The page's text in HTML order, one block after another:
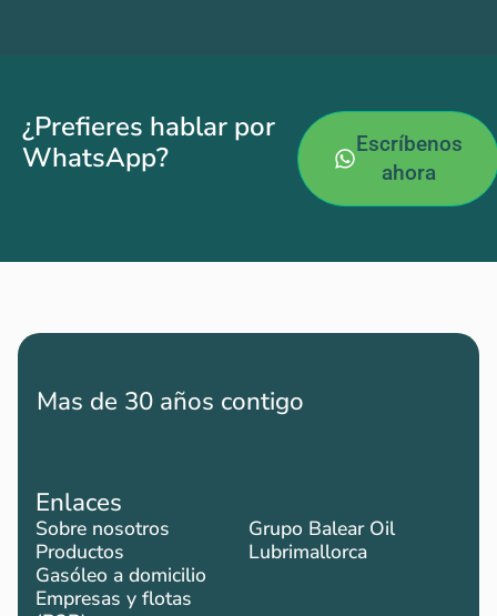
¿Prefieres hablar por
WhatsApp?
Escríbenos
ahora
Mas de 30 años contigo
Enlaces
Sobre nosotros
Productos
Gasóleo a domicilio
Empresas y flotas
Grupo Balear Oil
Lubrimallorca